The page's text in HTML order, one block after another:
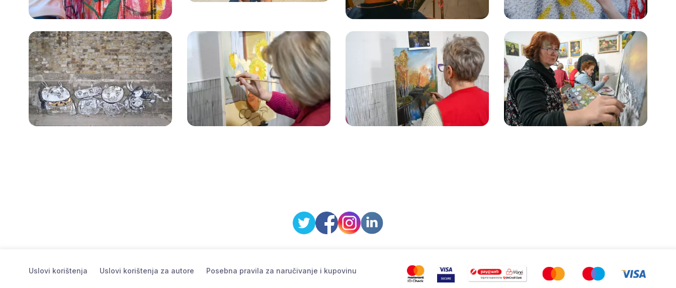
Uslovi korištenja Uslovi korištenja za autore Posebna pravila za naručivanje i kupovinu